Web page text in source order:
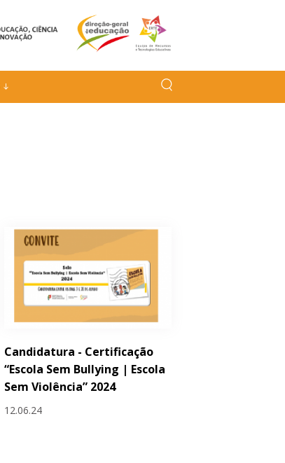
Candidatura - Certificação
“Escola Sem Bullying | Escola
Sem Violência” 2024
12.06.24